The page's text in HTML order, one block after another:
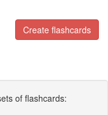
Create flashcards
of flashcards: